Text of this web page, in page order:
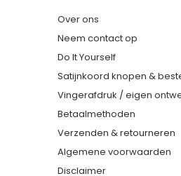
Over ons
Neem contact op
Do It Yourself
Satijnkoord knopen &
Vingerafdruk / eigen
Betaalmethoden
Verzenden & retourneren
Algemene voorwaarden
Disclaimer